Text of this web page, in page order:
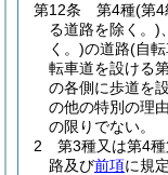
第12条
第4種(第4
る道路を除く。)
く。)の道路(自
転車道を設ける
の各側に歩道を
の他の特別の理
の限りでない。
2
第3種又は第4
路及び前項に規